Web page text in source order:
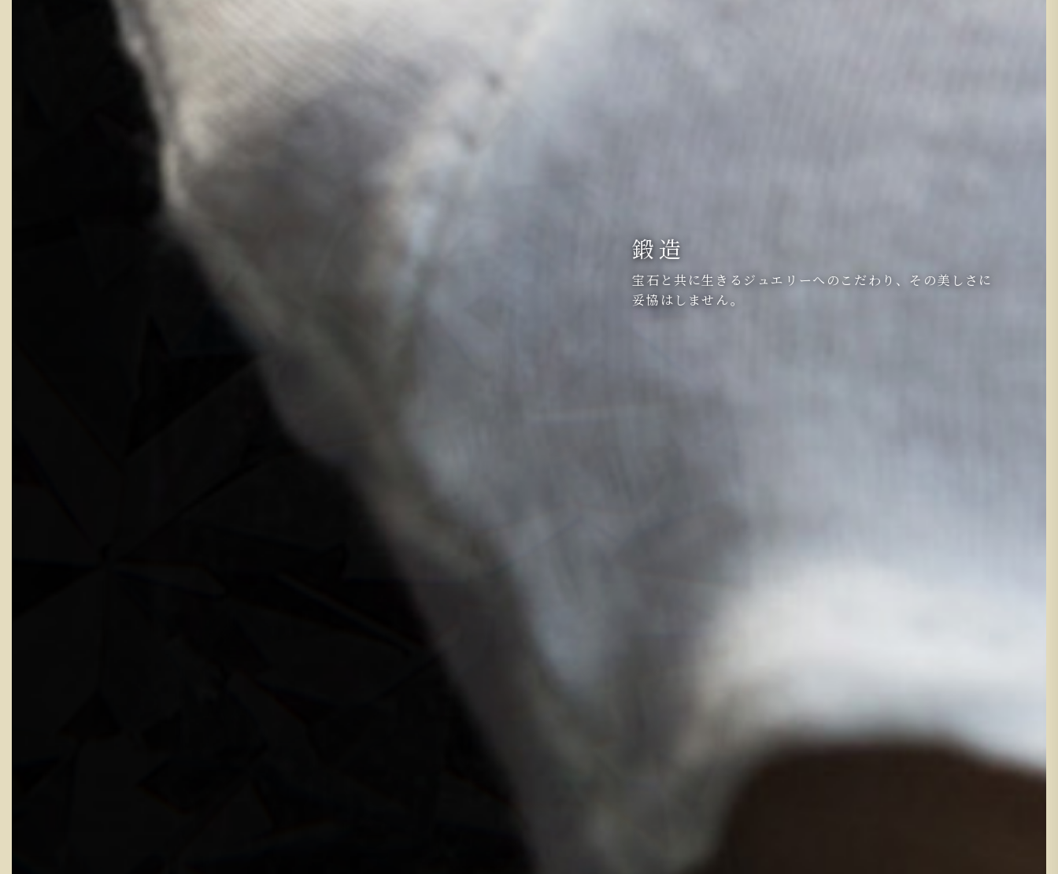
鍛造
宝石と共に生きるジュエリーへのこだわり、その美しさに
妥協はしません。